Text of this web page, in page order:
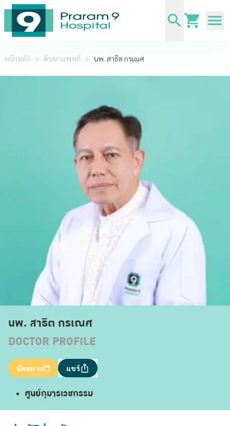
หน้าหลัก > ค้นหาแพทย์ > นพ. สาธิต กรเณศ
นพ. สาธิต กรเณศ
DOCTOR PROFILE
นัดหมาย แชร์
ศูนย์กุมารเวชกรรม